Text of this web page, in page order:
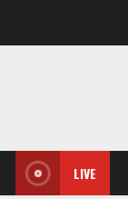
LIVE